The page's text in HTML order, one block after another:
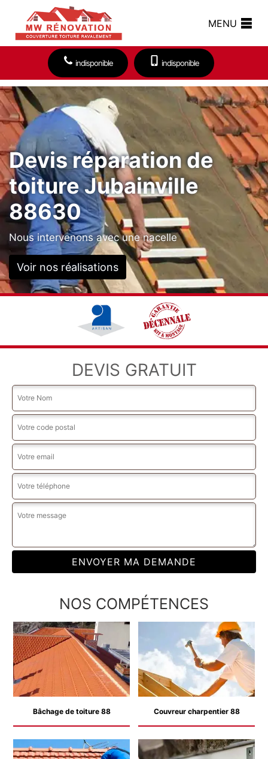
MENU
indisponible indisponible
Devis réparation de
toiture Jubainville
88630
Nous intervenons avec une nacelle
Voir nos réalisations
DEVIS GRATUIT
NOS COMPÉTENCES
Bâchage de toiture 88 Couvreur charpentier 88